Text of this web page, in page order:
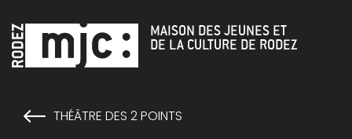
MAISON DES JEUNES ET
DE LA CULTURE DE RODEZ
THÉÂTRE DES 2 POINTS